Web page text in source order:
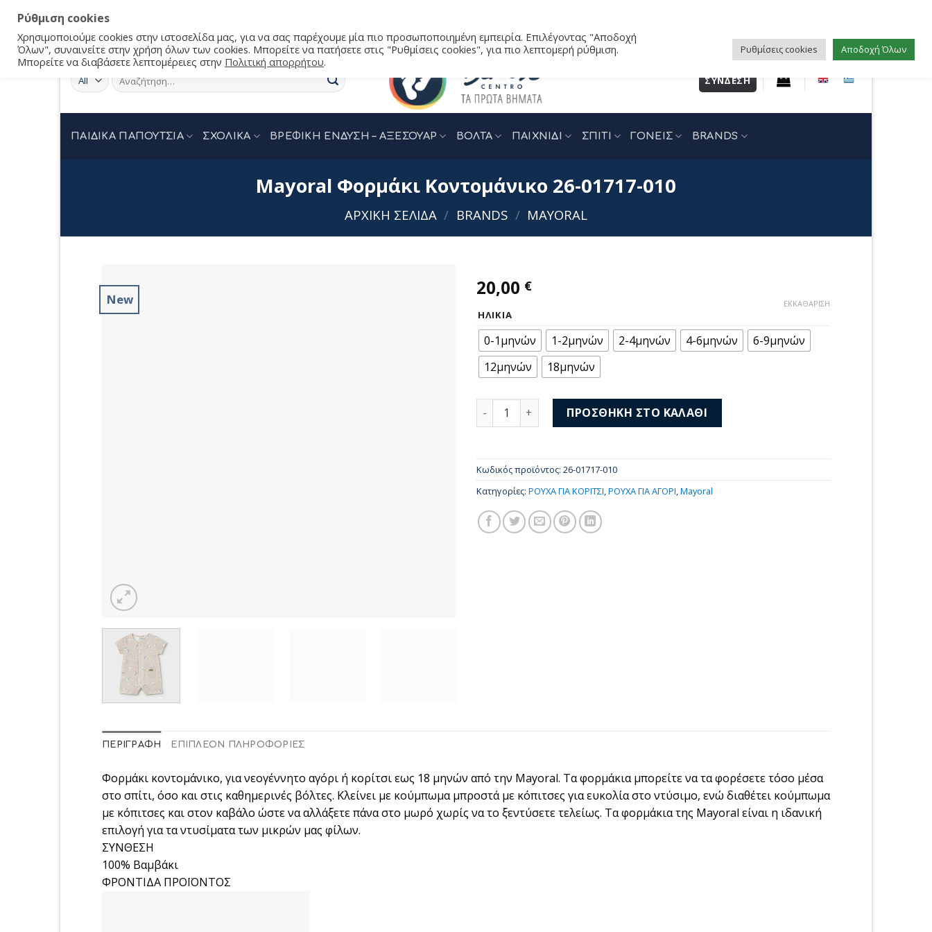
Αναζήτηση
για:
ΣΎΝΔΕΣΗ
ΠΑΙΔΙΚΑ ΠΑΠΟΥΤΣΙΑ ΣΧΟΛΙΚΑ ΒΡΕΦΙΚΗ ΕΝΔΥΣΗ – ΑΞΕΣΟΥΑΡ ΒΟΛΤΑ ΠΑΙΧΝΙΔΙ ΣΠΙΤΙ ΓΟΝΕΙΣ BRANDS
Mayoral Φορμάκι Κοντομάνικο 26-01717-010
ΑΡΧΙΚΉ ΣΕΛΊΔΑ / BRANDS / MAYORAL
New
20,00 €
ΗΛΙΚΊΑ
0-1μηνών 1-2μηνών 2-4μηνών 4-6μηνών
6-9μηνών
12μηνών
18μηνών
ΕΚΚΑΘΆΡΙΣΗ
Mayoral Φορμάκι Κοντομάνικο 26-01717-010 ποσότητα
ΠΡΟΣΘΉΚΗ ΣΤΟ ΚΑΛΆΘΙ
Κωδικός προϊόντος: 26-01717-010
Κατηγορίες: ΡΟΥΧΑ ΓΙΑ ΚΟΡΙΤΣΙ,ΡΟΥΧΑ ΓΙΑ ΑΓΟΡΙ,Mayoral
ΠΕΡΙΓΡΑΦΉ ΕΠΙΠΛΈΟΝ ΠΛΗΡΟΦΟΡΊΕΣ
Φορμάκι κοντομάνικο, για νεογέννητο αγόρι ή κορίτσι εως 18 μηνών από την Mayoral. Τα φορμάκια μπορείτε να τα φορέσετε τόσο μέσα
στο σπίτι, όσο και στις καθημερινές βόλτες. Κλείνει με κούμπωμα μπροστά με κόπιτσες για ευκολία στο ντύσιμο, ενώ διαθέτει κούμπωμα
με κόπιτσες και στον καβάλο ώστε να αλλάξετε πάνα στο μωρό χωρίς να το ξεντύσετε τελείως. Τα φορμάκια της Mayoral είναι η ιδανική
επιλογή για τα ντυσίματα των μικρών μας φίλων.
ΣΥΝΘΕΣΗ
100% Βαμβάκι
ΦΡΟΝΤΙΔΑ ΠΡΟΪΟΝΤΟΣ
Ρύθμιση cookies
Χρησιμοποιούμε cookies στην ιστοσελίδα μας, για να σας παρέχουμε μία πιο προσωποποιημένη εμπειρία. Επιλέγοντας "Αποδοχή
Όλων", συναινείτε στην χρήση όλων των cookies. Μπορείτε να πατήσετε στις "Ρυθμίσεις cookies", για πιο λεπτομερή ρύθμιση.
Μπορείτε να διαβάσετε λεπτομέρειες στην Πολιτική απορρήτου.
Ρυθμίσεις cookies Αποδοχή Όλων